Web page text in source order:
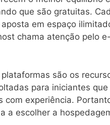
que são gratuitas.
em espaço
chama atenção pelo
são os
para iniciantes
com experiência.
a escolher a